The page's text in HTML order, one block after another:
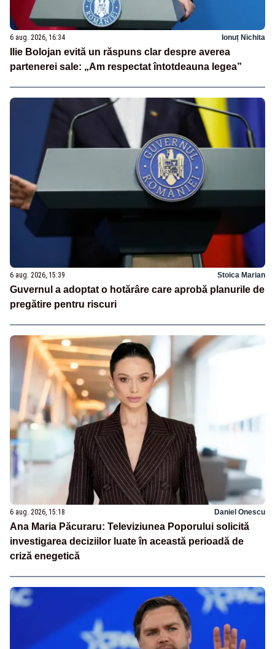
6 aug. 2026, 16:34 Ionuț Nichita
Ilie Bolojan evită un răspuns clar despre averea
partenerei sale: „Am respectat întotdeauna legea”
6 aug. 2026, 15:39 Stoica Marian
Guvernul a adoptat o hotărâre care aprobă planurile de
pregătire pentru riscuri
6 aug. 2026, 15:18 Daniel Onescu
Ana Maria Păcuraru: Televiziunea Poporului solicită
investigarea deciziilor luate în această perioadă de
criză enegetică